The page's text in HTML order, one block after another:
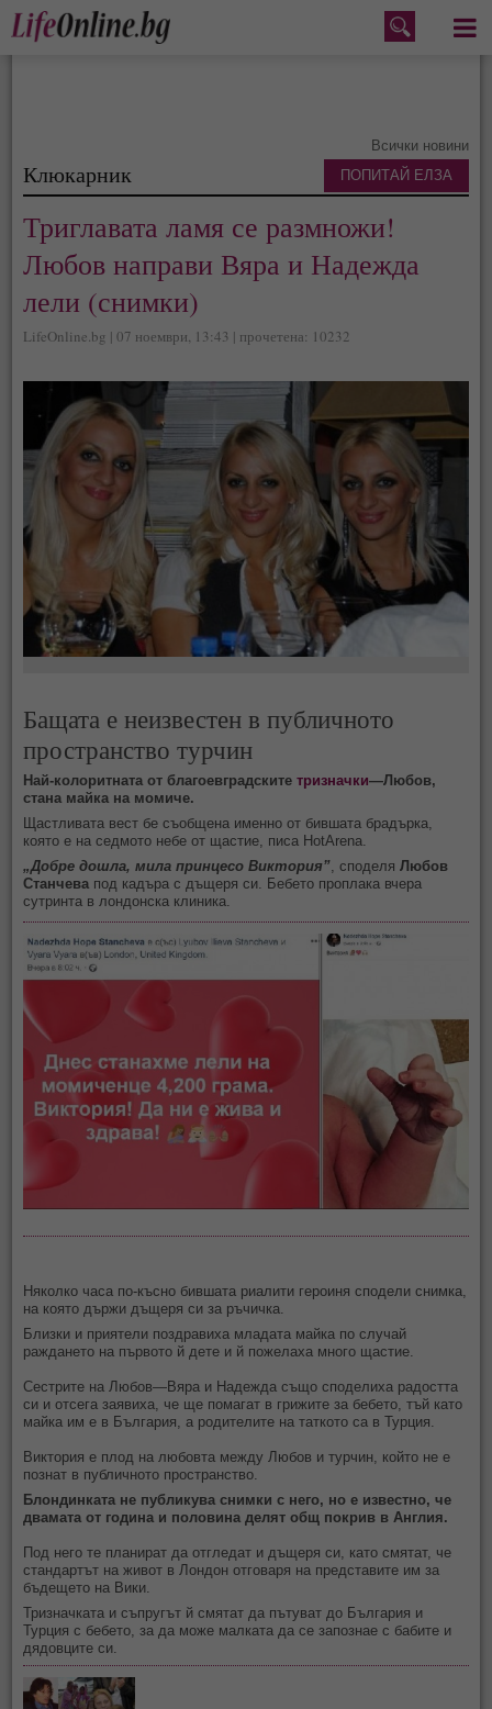
Меню
Всички новини
Клюкарник
Триглавата ламя се размножи!
Любов направи Вяра и Надежда
лели (снимки)
LifeOnline.bg | 07 ноември, 13:43 | прочетена: 10232
Бащата е неизвестен в публичното
пространство турчин
Най-колоритната от благоевградскитетризначки—Любов,
стана майка на момиче.
Щастливата вест бе съобщена именно от бившата брадърка,
която е на седмото небе от щастие, писа HotArena.
„Добре дошла, мила принцесо Виктория” , споделяЛюбов
Станчева под кадъра с дъщеря си. Бебето проплака вчера
сутринта в лондонска клиника.
Няколко часа по-късно бившата риалити героиня сподели снимка,
на която държи дъщеря си за ръчичка.
Близки и приятели поздравиха младата майка по случай
раждането на първото й дете и й пожелаха много щастие.
Сестрите на Любов—Вяра и Надежда също споделиха радостта
си и отсега заявиха, че ще помагат в грижите за бебето, тъй като
майка им е в България, а родителите на таткото са в Турция.
Виктория е плод на любовта между Любов и турчин, който не е
познат в публичното пространство.
Блондинката не публикува снимки с него, но е известно, че
двамата от година и половина делят общ покрив в Англия.
Под него те планират да отгледат и дъщеря си, като смятат, че
стандартът на живот в Лондон отговаря на представите им за
бъдещето на Вики.
Тризначката и съпругът й смятат да пътуват до България и
Турция с бебето, за да може малката да се запознае с бабите и
дядовците си.
ПОПИТАЙ ЕЛЗА